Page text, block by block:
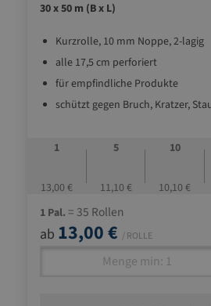
30 x 50 m (B x L)
Kurzrolle, 10 mm Noppe, 2-lagig
alle 17,5 cm perforiert
für empfindliche Produkte
schützt gegen Bruch, Kratzer,
leicht
1
13,00 €
5
11,10 €
10
10,10 €
1 Pal. = 35 Rollen
ab 13,00 € / ROLLE